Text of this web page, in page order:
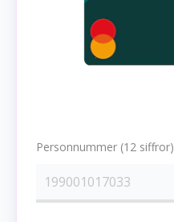
Personnummer (12 siffror)